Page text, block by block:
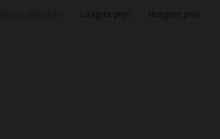
Meest bekeken Laagste prijs Hoogste prijs